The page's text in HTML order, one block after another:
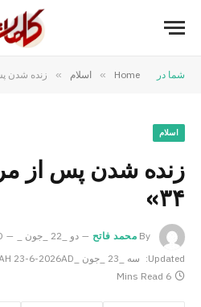
شما در Home
» اسلام » زنده شدن
اسلام
زنده شدن پس از
۳۴»
By محمد فاتح
دو _22 _جون _2026AH 22-6-2026AD
Updated:
سه _23 _جون _2026AH 23-6-2026AD
6 Mins Read